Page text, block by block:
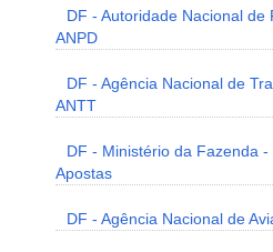
DF - Autoridade Nacional de
ANPD
DF - Agência Nacional de
ANTT
DF - Ministério da Fazenda
Apostas
DF - Agência Nacional de